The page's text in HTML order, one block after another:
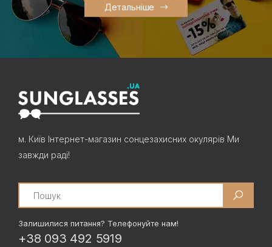
Детальніше
м. Київ Інтернет-магазин сонцезахисних окулярів Ми
завжди раді!
Search
Залишилися питання? Телефонуйте нам!
+38 093 492 5919